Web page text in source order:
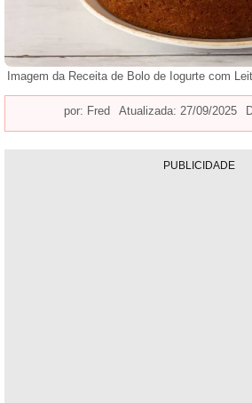
Imagem da Receita de Bolo de Iogurte com
por: Fred Atualizada: 27/09/2025
PUBLICIDADE